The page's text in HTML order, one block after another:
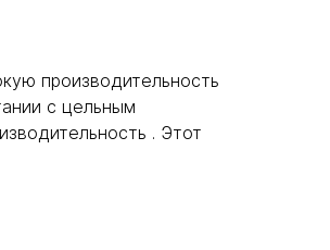
производительность
с цельным
. Этот